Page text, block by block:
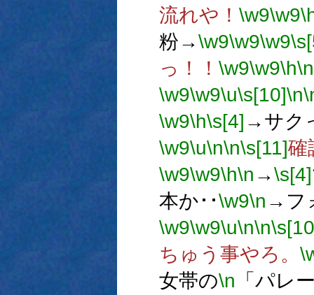
流れや！ \w9\w9
粉→\w9\w9\w9
っ！！ \w9\w9\h\n
\w9\w9\u\s[10]\n
\w9\h\s[4] →サク
\w9\u\n\n\s[11]
\w9\w9\h\n →\s[4]
本か･･\w9\n →フ
\w9\w9\u\n\n
ちゅう事やろ。
女帯の\n 「パレ